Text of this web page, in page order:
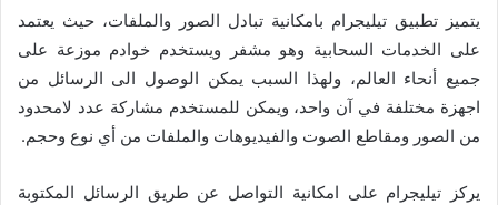
يتميز تطبيق تيليجرام بامكانية تبادل الصور والملفات، حيث يعتمد
على الخدمات السحابية وهو مشفر ويستخدم خوادم موزعة على
جميع أنحاء العالم، ولهذا السبب يمكن الوصول الى الرسائل من
اجهزة مختلفة في آن واحد، ويمكن للمستخدم مشاركة عدد لامحدود
من الصور ومقاطع الصوت والفيديوهات والملفات من أي نوع وحجم.
يركز تيليجرام على امكانية التواصل عن طريق الرسائل المكتوبة